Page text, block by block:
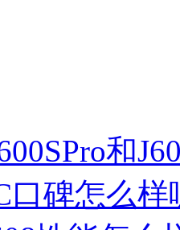
和
口碑怎么